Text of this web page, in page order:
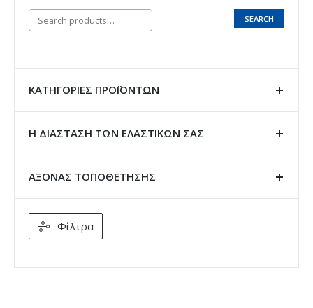
SEARCH
ΚΑΤΗΓΟΡΊΕΣ ΠΡΟΪΌΝΤΩΝ
Η ΔΙΑΣΤΑΣΗ ΤΩΝ ΕΛΑΣΤΙΚΩΝ ΣΑΣ
ΑΞΟΝΑΣ ΤΟΠΟΘΕΤΗΣΗΣ
Φίλτρα